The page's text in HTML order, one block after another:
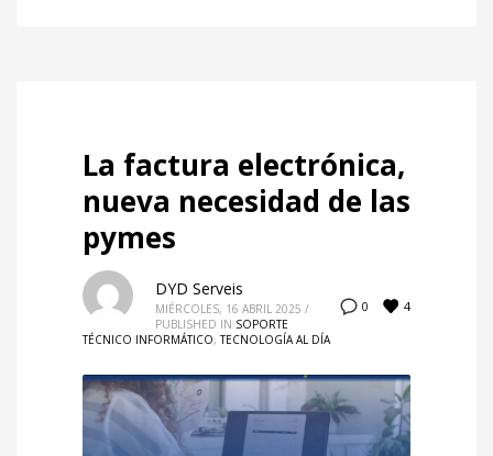
La factura electrónica,
nueva necesidad de las
pymes
0 4
DYD Serveis
MIÉRCOLES, 16 ABRIL 2025 /
PUBLISHED IN SOPORTE
TÉCNICO INFORMÁTICO,TECNOLOGÍA AL DÍA